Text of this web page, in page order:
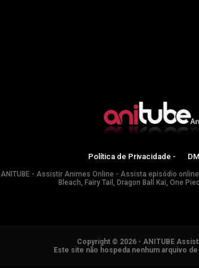
Política de Privacidade -
ANITUBE - Assistir Animes Online - Assista episódio
Bleach, Fairy Tail, Dragon Ball Kai, One
Copyright © 2026 - ANITUBE
Este site não hospeda nenhum arquivo